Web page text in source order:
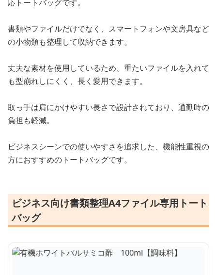
応トートバッグです。
書類やファイルだけでなく、スマートフォンや文房具など
の小物類も整理して収納できます。
丈夫な素材を使用しているため、重たいファイルを入れて
も型崩れしにくく、長く愛用できます。
取っ手は肩にかけやすい長さで設計されており、通勤時の
負担も軽減。
ビジネスシーンでの使いやすさを追求した、機能性重視の
方におすすめのトートバッグです。
ビジネス向け書類整理A4ファイル専用トート
バッグ